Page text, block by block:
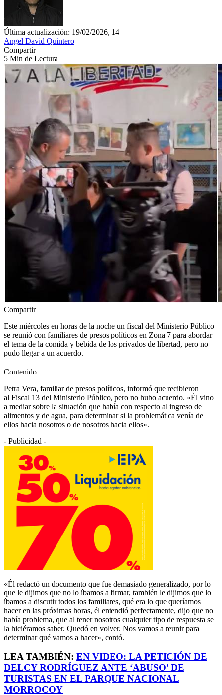
Última actualización: 19/02/2026, 14
Angel David Quintero
Compartir
5 Min de Lectura
Compartir
Este miércoles en horas de la noche un fiscal del Ministerio Público
se reunió con familiares de presos políticos en Zona 7 para abordar
el tema de la comida y bebida de los privados de libertad, pero no
pudo llegar a un acuerdo.
Contenido
Petra Vera, familiar de presos políticos, informó que recibieron
al Fiscal 13 del Ministerio Público, pero no hubo acuerdo. «Él vino
a mediar sobre la situación que había con respecto al ingreso de
alimentos y de agua, para determinar si la problemática venía de
ellos hacia nosotros o de nosotros hacia ellos».
- Publicidad -
«Él redactó un documento que fue demasiado generalizado, por lo
que le dijimos que no lo íbamos a firmar, también le dijimos que lo
íbamos a discutir todos los familiares, qué era lo que queríamos
hacer en las próximas horas, él entendió perfectamente, dijo que no
había problema, que al tener nosotros cualquier tipo de respuesta se
la hiciéramos saber. Quedó en volver. Nos vamos a reunir para
determinar qué vamos a hacer», contó.
LEA TAMBIÉN: EN VIDEO: LA PETICIÓN DE
DELCY RODRÍGUEZ ANTE ‘ABUSO’ DE
TURISTAS EN EL PARQUE NACIONAL
MORROCOY